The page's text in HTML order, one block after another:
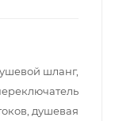
шланг,
душевая